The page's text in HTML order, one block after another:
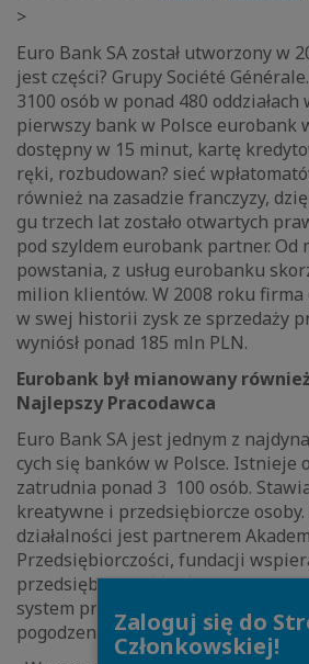
>
Euro Bank SA został utworzony w
jest części? Grupy Société
3100 osób w ponad 480 oddziałach
pierwszy bank w Polsce eurobank
dostępny w 15 minut, kartę
ręki, rozbudowan? sieć
również na zasadzie franczyzy,
gu trzech lat zostało otwartych
pod szyldem eurobank partner. Od
powstania, z usług eurobanku
milion klientów. W 2008 roku firma
w swej historii zysk ze sprzedaży
wyniósł ponad 185 mln PLN.
Eurobank był mianowany
Najlepszy Pracodawca
Euro Bank SA jest jednym z
cych się banków w Polsce. Istnieje
zatrudnia ponad 3 100 osób.
kreatywne i przedsiębiorcze osoby.
działalności jest partnerem
Przedsiębiorczości, fundacji
przedsiębiorczość wśród
system pracy umożliwia swym
pogodzenie nauki i pracy.
Zaloguj się do
Członkowskiej!